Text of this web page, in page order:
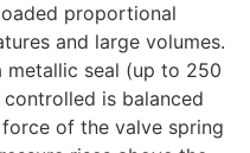
proportional
and large volumes.
seal (up to 250
is balanced
of the valve spring